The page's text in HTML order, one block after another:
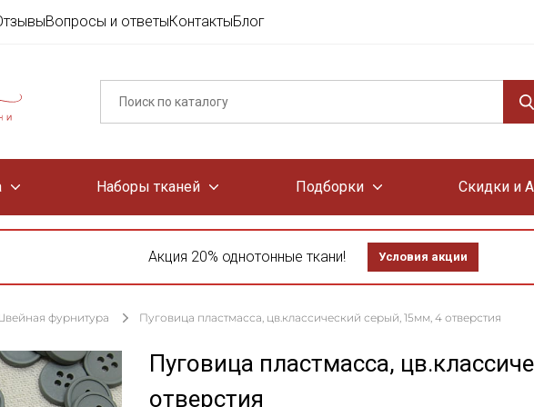
Вопросы и ответыКонтактыБлог
Наборы тканей Подборки Скидки и
Акция 20% однотонные ткани! Условия акции
фурнитура Пуговица пластмасса, цв.классический серый, 15мм, 4 отверстия
Пуговица пластмасса,
отверстия